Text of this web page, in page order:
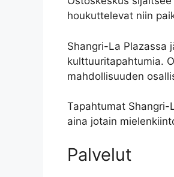
houkuttelevat niin
Shangri-La Plazassa
kulttuuritapahtumia.
mahdollisuuden
Tapahtumat Shangri-
aina jotain
Palvelut